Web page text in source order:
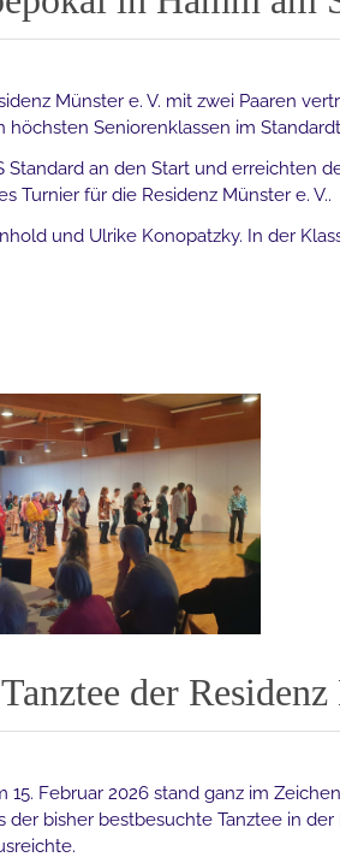
Münster e. V. mit zwei Paaren
Seniorenklassen im
an den Start und erreichten
Turnier für die Residenz Münster e. V..
und Ulrike Konopatzky. In der
der
Februar 2026 stand ganz im
bisher bestbesuchte Tanztee in der